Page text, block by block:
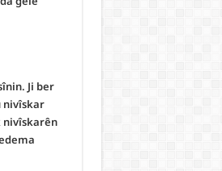
Ji ber